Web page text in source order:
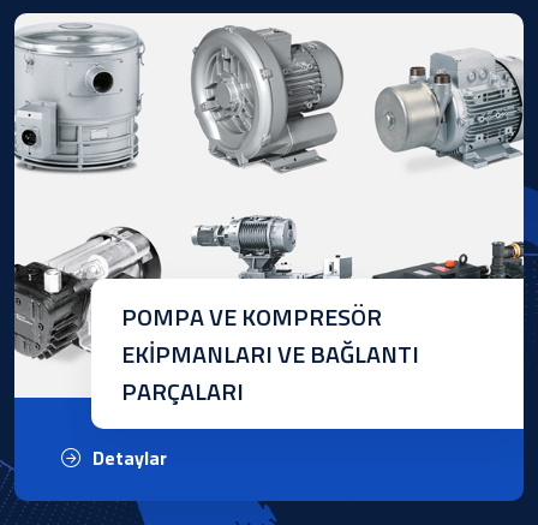
Detaylar
POMPA VE KOMPRESÖR
EKİPMANLARI VE BAĞLANTI
PARÇALARI